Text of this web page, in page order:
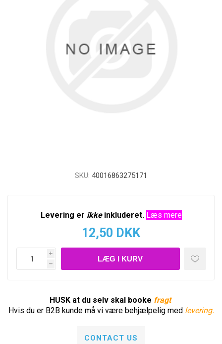
SKU: 40016863275171
Levering er ikkeinkluderet. Læs mere
12,50 DKK
i
h
HUSK at du selv skal booke fragt
Hvis du er B2B kunde må vi være behjælpelig med levering.
CONTACT US